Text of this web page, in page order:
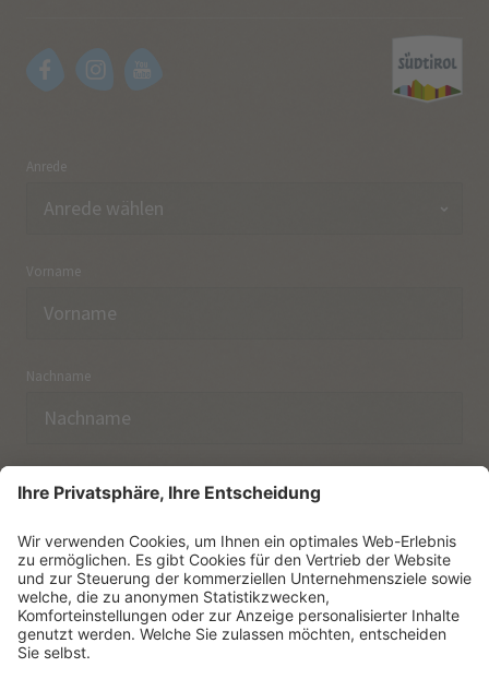
Anrede
Vorname
Nachname
Ich habe dieDatenschutzerklärungzur Kenntnis
genommen.